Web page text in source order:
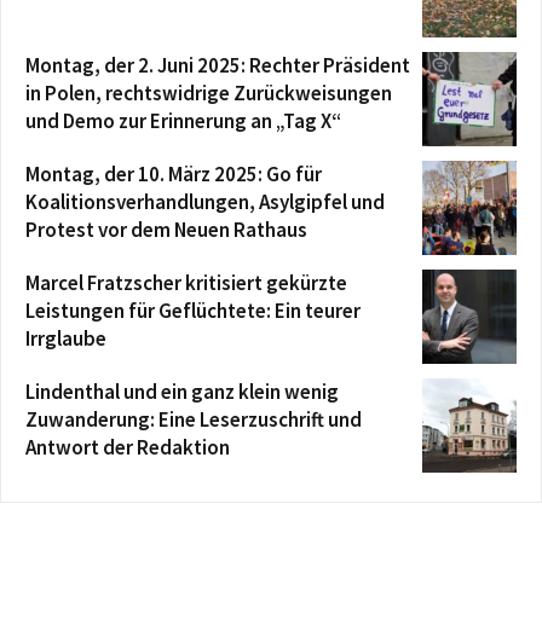
Montag, der 2. Juni 2025: Rechter Präsident
in Polen, rechtswidrige Zurückweisungen
und Demo zur Erinnerung an „Tag X“
Montag, der 10. März 2025: Go für
Koalitionsverhandlungen, Asylgipfel und
Protest vor dem Neuen Rathaus
Marcel Fratzscher kritisiert gekürzte
Leistungen für Geflüchtete: Ein teurer
Irrglaube
Lindenthal und ein ganz klein wenig
Zuwanderung: Eine Leserzuschrift und
Antwort der Redaktion